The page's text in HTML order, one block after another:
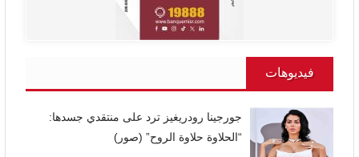
فيديوهات
جورجينا رودريغيز ترد على منتقدي جسدها:
“الحلاوة حلاوة الروح” (صور)